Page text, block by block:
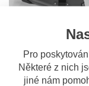
Pro
Některé z nich
jiné nám
OBV. 10 DNÍ